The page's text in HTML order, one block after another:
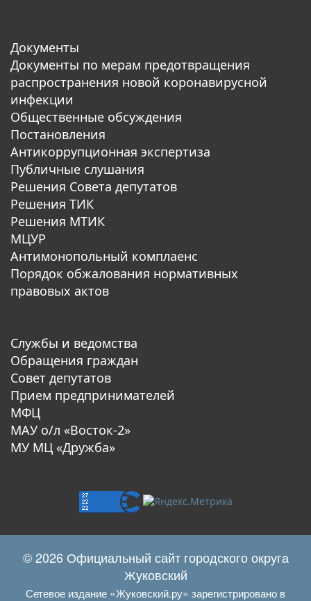
Документы
Документы по мерам предотвращения
распространения новой коронавирусной
инфекции
Общественные обсуждения
Постановления
Антикоррупционная экспертиза
Публичные слушания
Решения Совета депутатов
Решения ТИК
Решения МТИК
МЦУР
Антимонопольный комплаенс
Порядок обжалования нормативных
правовых актов
Службы и ведомства
Обращения граждан
Совет депутатов
Прием предпринимателей
МФЦ
МАУ о/л «Восток-2»
МУ МЦ «Дружба»
© 2026 Официальный сайт городского округа
Жуковский
Сетевое издание «Жуковский.ру» зарегистрировано в